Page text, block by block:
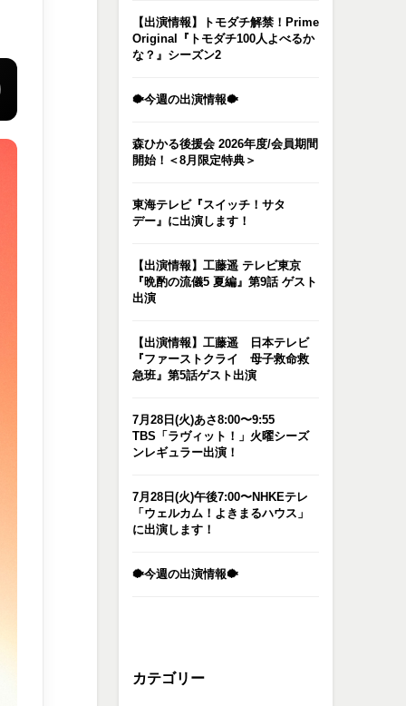
【出演情報】トモダチ解禁！Prime
Original『トモダチ100人よべるか
な？』シーズン2
🐡今週の出演情報🐡
森ひかる後援会 2026年度/会員期間
開始！＜8月限定特典＞
東海テレビ『スイッチ！サタ
デー』に出演します！
【出演情報】工藤遥 テレビ東京
『晩酌の流儀5 夏編』第9話 ゲスト
出演
【出演情報】工藤遥 日本テレビ
『ファーストクライ 母子救命救
急班』第5話ゲスト出演
7月28日(火)あさ8:00〜9:55
TBS「ラヴィット！」火曜シーズ
ンレギュラー出演！
7月28日(火)午後7:00〜NHKEテレ
「ウェルカム！よきまるハウス」
に出演します！
🐡今週の出演情報🐡
カテゴリー